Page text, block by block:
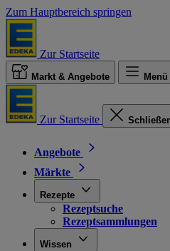
Zum Hauptbereich springen
Zur Startseite
Markt & Angebote Menü
Zur Startseite
Angebote
Märkte
Rezepte
Rezeptsuche
Rezeptsammlungen
Wissen